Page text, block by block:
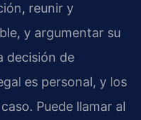
reunir y
y argumentar su
decisión de
es personal, y los
Puede llamar al